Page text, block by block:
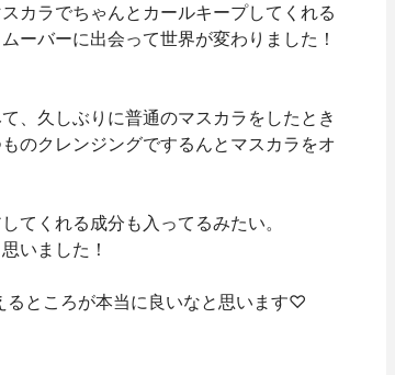
カラでちゃんとカールキープしてくれる
ーバーに出会って世界が変わりました！
、久しぶりに普通のマスカラをしたとき
のクレンジングでするんとマスカラをオ
てくれる成分も入ってるみたい。
いました！
るところが本当に良いなと思います♡